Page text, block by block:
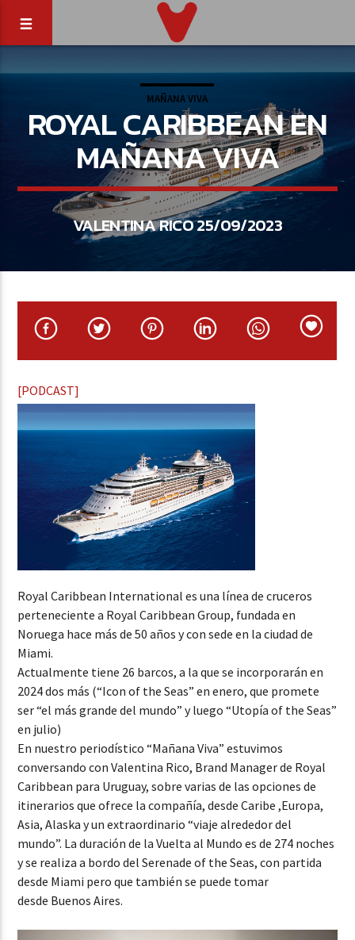
MAÑANA VIVA
ROYAL CARIBBEAN EN
MAÑANA VIVA
VALENTINA RICO 25/09/2023
[PODCAST]
Royal Caribbean International es una línea de cruceros
perteneciente a Royal Caribbean Group, fundada en
Noruega hace más de 50 años y con sede en la ciudad de
Miami.
Actualmente tiene 26 barcos, a la que se incorporarán en
2024 dos más (“Icon of the Seas” en enero, que promete
ser “el más grande del mundo” y luego “Utopía of the Seas”
en julio)
En nuestro periodístico “Mañana Viva” estuvimos
conversando con Valentina Rico, Brand Manager de Royal
Caribbean para Uruguay, sobre varias de las opciones de
itinerarios que ofrece la compañía, desde Caribe ,Europa,
Asia, Alaska y un extraordinario “viaje alrededor del
mundo”. La duración de la Vuelta al Mundo es de 274 noches
y se realiza a bordo del Serenade of the Seas, con partida
desde Miami pero que también se puede tomar
desde Buenos Aires.